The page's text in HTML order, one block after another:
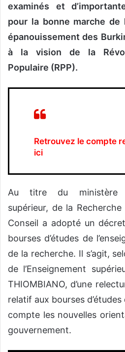
examinés et
pour la bonne marche
épanouissement des
à la vision de la
Populaire (RPP).
Retrouvez le compte
ici
Au titre du ministère
supérieur, de la
Conseil a adopté un
bourses d’études de
de la recherche. Il s’agit,
de l’Enseignement
THIOMBIANO, d’une
relatif aux bourses
compte les nouvelles
gouvernement.